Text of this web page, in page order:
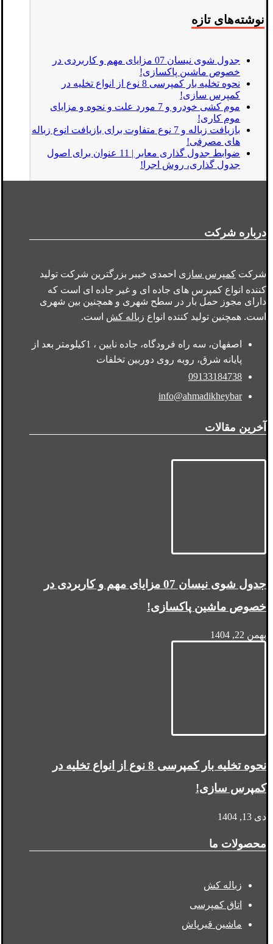
نوشته‌های تازه
جدول شوی نیسان 07 مزایای مهم و کاربردی در
خصوص ماشین پاکسازی!
نحوه تخلیه بار کمپرسی 8 نوع از انواع تخلیه در
کمپرس سازی!
موم کشی خودرو و 7 مورد علت و نحوه و مزایای
موم کاری!
بازیافت زباله و 7 نوع متفاوت برای بازیافت انوع زباله
های مصرفی!
ضوابط جدول گذاری معابر | 11 عنوان برای اصول
جدول گذاری، روش اجرا!
درباره شرکت
شرکت کمپرس سازی احمدی خیبر بزرگترین شرکت تولید
کننده انواع کمپرس های جاده ای و غیر جاده ای است که
دارای مجوز حمل بار در سطح شهری و همچنین بین شهری
است. همچنین تولید کننده انواع زباله کش است.
اصفهان، سه راه فرودگاه، جاده نایین ، 1کیلومتر بعد از
پایانه شرق، روبه روی دوربین تخلفات
09133184738
info@ahmadikheybar
آخرین مقالات
جدول شوی نیسان 07 مزایای مهم و کاربردی در
خصوص ماشین پاکسازی!
بهمن 22, 1404
نحوه تخلیه بار کمپرسی 8 نوع از انواع تخلیه در
کمپرس سازی!
دی 13, 1404
محصولات ما
زباله کش
اتاق کمپرسی
ماشین قیرپاش